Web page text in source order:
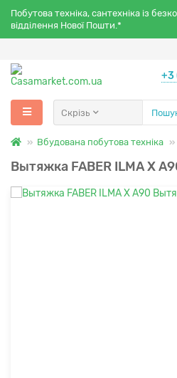
Побутова техніка, сантехніка із
відділення Нової Пошти.*
+3
Скрізь
Вбудована побутова техніка
Вытяжка FABER ILMA X